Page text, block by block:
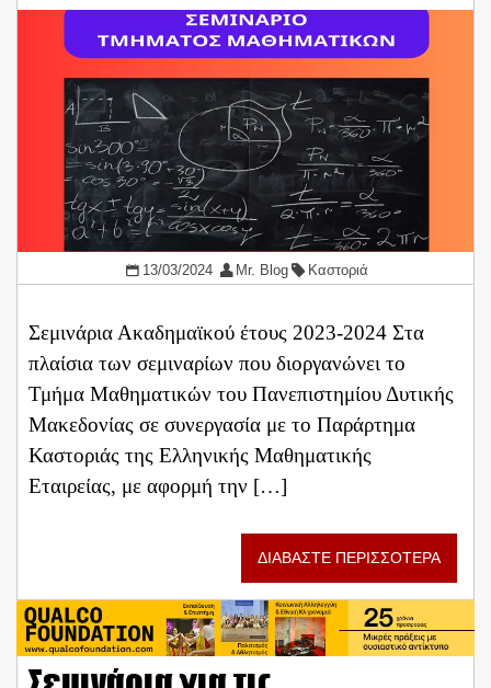
13/03/2024 Mr. Blog Καστοριά
Σεμινάρια Ακαδημαϊκού έτους 2023-2024 Στα
πλαίσια των σεμιναρίων που διοργανώνει το
Τμήμα Μαθηματικών του Πανεπιστημίου Δυτικής
Μακεδονίας σε συνεργασία με το Παράρτημα
Καστοριάς της Ελληνικής Μαθηματικής
Εταιρείας, με αφορμή την […]
ΔΙΑΒΑΣΤΕ ΠΕΡΙΣΣΟΤΕΡΑ